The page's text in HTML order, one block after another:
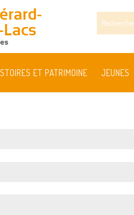
ET PATRIMOINE JEUNES